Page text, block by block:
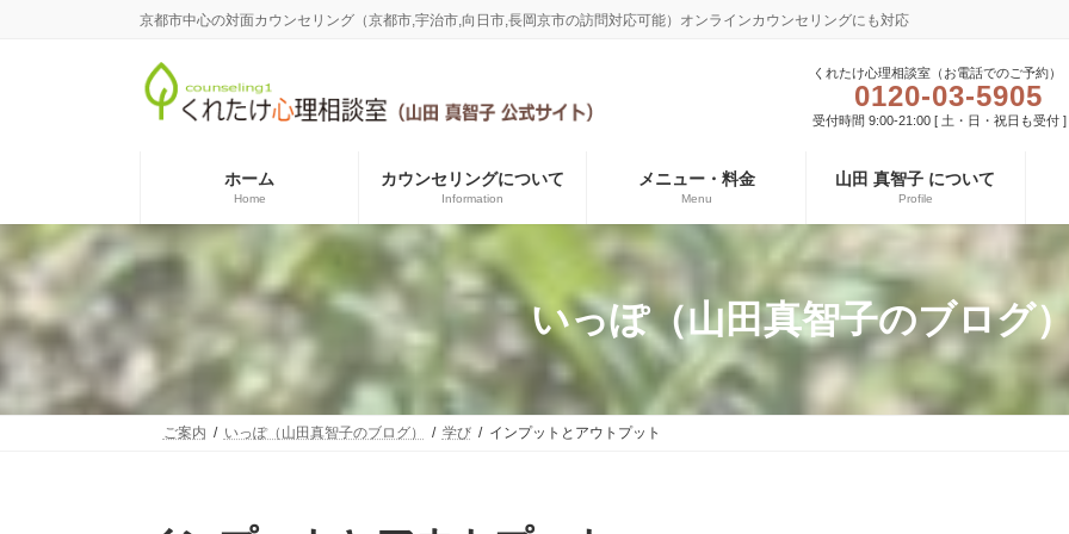
京都市中心の対面カウンセリング（京都市,宇治市,向日市,長岡京市の訪問対応可能）オンラインカウンセリングにも対応
くれたけ心理相談室（お電話でのご予約）
0120-03-5905
受付時間 9:00-21:00 [ 土・日・祝日も受付 ]
ホーム
Home
カウンセリングについて
Information
メニュー・料金
Menu
山田 真智子 について
Profile
いっぽ（山田真智子のブログ
ご案内 いっぽ（山田真智子のブログ） 学び インプットとアウトプット